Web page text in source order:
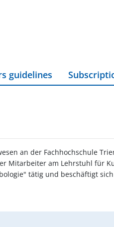
guidelines
an der Fachhochschule
Mitarbeiter am Lehrstuhl für
tätig und beschäftigt